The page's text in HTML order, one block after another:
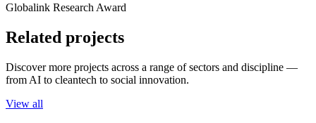
Globalink Research Award
Related projects
Discover more projects across a range of sectors and discipline —
from AI to cleantech to social innovation.
View all